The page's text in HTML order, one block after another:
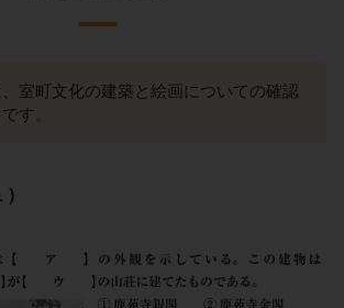
室町文化の建築と絵画についての確認
す。